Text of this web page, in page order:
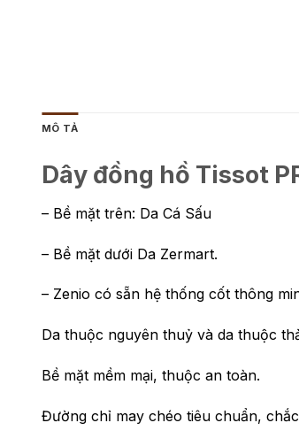
MÔ TẢ
Dây đồng hồ Tissot
– Bề mặt trên: Da Cá Sấu
– Bề mặt dưới Da Zermart.
– Zenio có sẵn hệ thống cốt thông
Da thuộc nguyên thuỷ và da thuộc
Bề mặt mềm mại, thuộc an toàn.
Đường chỉ may chéo tiêu chuẩn,